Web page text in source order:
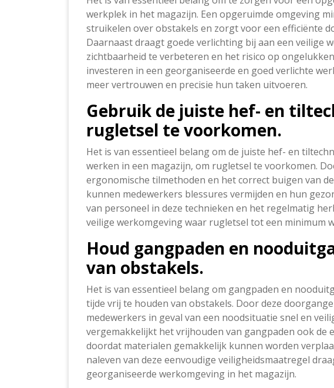
werkplek in het magazijn. Een opgeruimde omgeving
struikelen over obstakels en zorgt voor een efficiënte
Daarnaast draagt goede verlichting bij aan een veilige
zichtbaarheid te verbeteren en het risico op
investeren in een georganiseerde en goed verlichte
meer vertrouwen en precisie hun taken uitvoeren.
Gebruik de juiste hef- en
rugletsel te voorkomen.
Het is van essentieel belang om de juiste hef- en
werken in een magazijn, om rugletsel te voorkomen.
ergonomische tilmethoden en het correct buigen van
kunnen medewerkers blessures vermijden en hun
van personeel in deze technieken en het regelmatig
veilige werkomgeving waar rugletsel tot een minimum
Houd gangpaden en
van obstakels.
Het is van essentieel belang om gangpaden en
tijde vrij te houden van obstakels. Door deze
medewerkers in geval van een noodsituatie snel en
vergemakkelijkt het vrijhouden van gangpaden ook de
doordat materialen gemakkelijk kunnen worden
naleven van deze eenvoudige veiligheidsmaatregel
georganiseerde werkomgeving in het magazijn.